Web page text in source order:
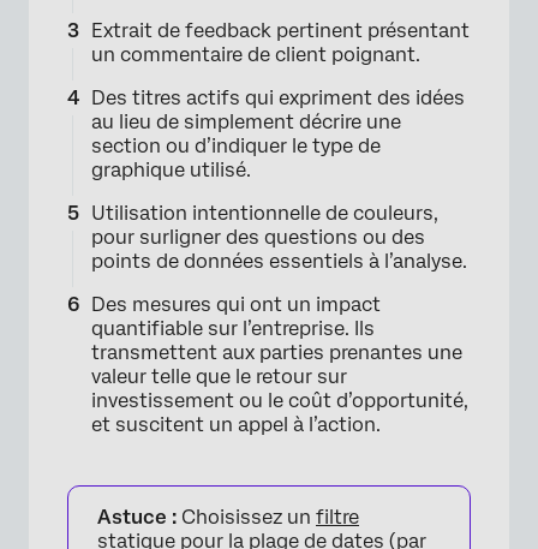
×
Extrait de feedback pertinent présentant
un commentaire de client poignant.
Des titres actifs qui expriment des idées
au lieu de simplement décrire une
section ou d’indiquer le type de
graphique utilisé.
Utilisation intentionnelle de couleurs,
pour surligner des questions ou des
points de données essentiels à l’analyse.
Des mesures qui ont un impact
quantifiable sur l’entreprise. Ils
transmettent aux parties prenantes une
valeur telle que le retour sur
investissement ou le coût d’opportunité,
et suscitent un appel à l’action.
Astuce : Choisissez un filtre
statique pour la plage de dates (par